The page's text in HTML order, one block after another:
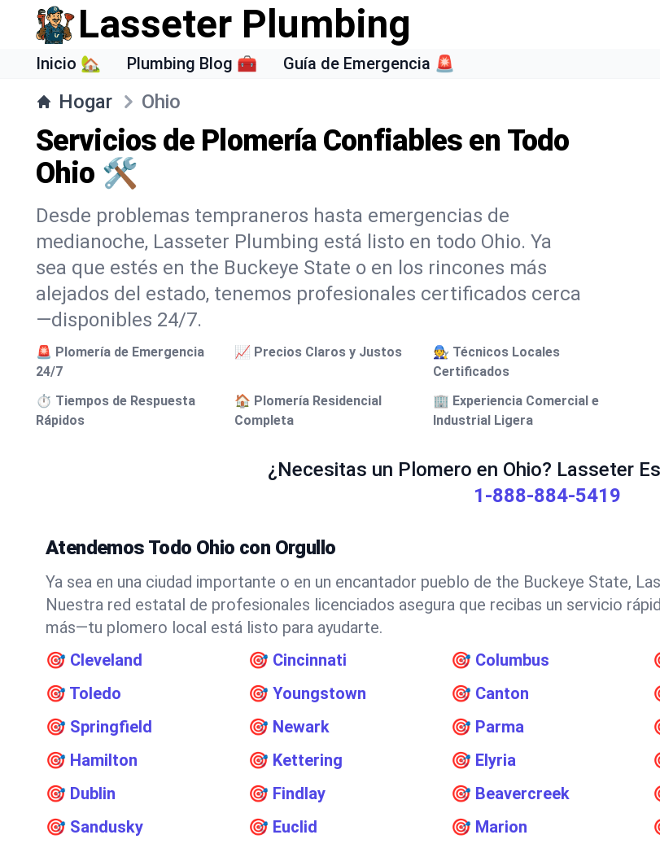
Lasseter Plumbing
Inicio 🏡 Plumbing Blog 🧰 Guía de Emergencia 🚨
Hogar Ohio
Servicios de Plomería Confiables en Todo
Ohio 🛠️
Desde problemas tempraneros hasta emergencias de
medianoche, Lasseter Plumbing está listo en todo Ohio. Ya
sea que estés en the Buckeye State o en los rincones más
alejados del estado, tenemos profesionales certificados cerca
—disponibles 24/7.
🚨 Plomería de Emergencia
24/7
📈 Precios Claros y Justos
🧑‍🔧 Técnicos Locales
Certificados
⏱️ Tiempos de Respuesta
Rápidos
🏠 Plomería Residencial
Completa
🏢 Experiencia Comercial e
Industrial Ligera
¿Necesitas un Plomero en Ohio? Lasseter
1-888-884-5419
Atendemos Todo Ohio con Orgullo
Ya sea en una ciudad importante o en un encantador pueblo de the Buckeye State,
Nuestra red estatal de profesionales licenciados asegura que recibas un servicio
más—tu plomero local está listo para ayudarte.
🎯 Cleveland 🎯 Cincinnati 🎯 Columbus
🎯 Toledo 🎯 Youngstown 🎯 Canton
🎯 Springfield 🎯 Newark 🎯 Parma
🎯 Hamilton 🎯 Kettering 🎯 Elyria
🎯 Dublin 🎯 Findlay 🎯 Beavercreek
🎯 Sandusky 🎯 Euclid 🎯 Marion